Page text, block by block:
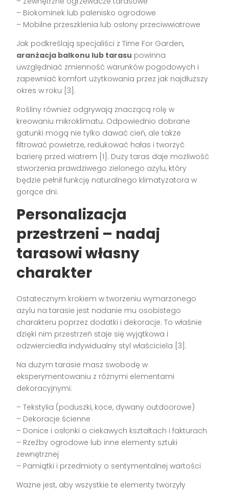
– Biokominek lub palenisko ogrodowe
– Mobilne przeszklenia lub osłony przeciwwiatrowe
Jak podkreślają specjaliści z Time For Garden,
aranżacja balkonu lub tarasu powinna
uwzględniać zmienność warunków pogodowych i
zapewniać komfort użytkowania przez jak najdłuższy
okres w roku [3].
Rośliny również odgrywają znaczącą rolę w
kreowaniu mikroklimatu. Odpowiednio dobrane
gatunki mogą nie tylko dawać cień, ale także
filtrować powietrze, redukować hałas i tworzyć
barierę przed wiatrem [1]. Duży taras daje możliwość
stworzenia prawdziwego zielonego azylu, który
będzie pełnił funkcję naturalnego klimatyzatora w
gorące dni.
Personalizacja
przestrzeni – nadaj
tarasowi własny
charakter
Ostatecznym krokiem w tworzeniu wymarzonego
azylu na tarasie jest nadanie mu osobistego
charakteru poprzez dodatki i dekoracje. To właśnie
dzięki nim przestrzeń staje się wyjątkowa i
odzwierciedla indywidualny styl właściciela [3].
Na dużym tarasie masz swobodę w
eksperymentowaniu z różnymi elementami
dekoracyjnymi:
– Tekstylia (poduszki, koce, dywany outdoorowe)
– Dekoracje ścienne
– Donice i osłonki o ciekawych kształtach i fakturach
– Rzeźby ogrodowe lub inne elementy sztuki
zewnętrznej
– Pamiątki i przedmioty o sentymentalnej wartości
Ważne jest, aby wszystkie te elementy tworzyły